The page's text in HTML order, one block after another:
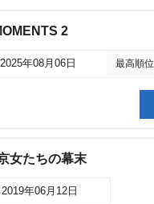
2
2025年08月06日 最高順位
女たちの幕末
2019年06月12日